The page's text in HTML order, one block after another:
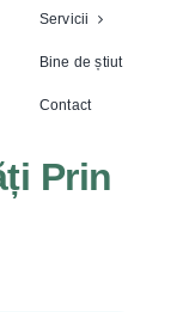
Servicii
Bine de știut
Contact
Prin